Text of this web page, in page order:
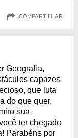
COMPARTILHAR
Geografia,
capazes
que luta
do que quer,
sua
ter chegado
Parabéns por